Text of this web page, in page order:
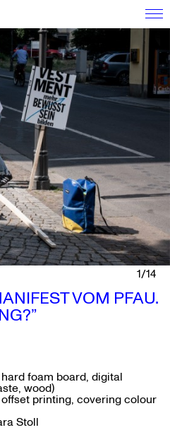
1/14
VOM PFAU.
foam board, digital
wood)
printing, covering colour
Stoll